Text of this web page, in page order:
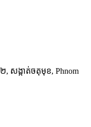
២, សង្កាត់ចតុមុខ, Phnom